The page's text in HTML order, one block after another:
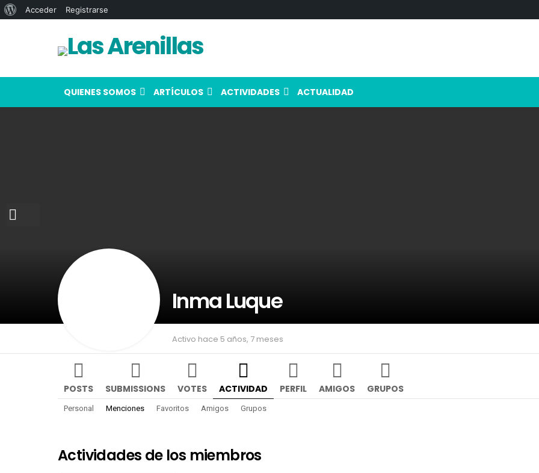
QUIENES SOMOS ARTÍCULOS ACTIVIDADES ACTUALIDAD
Inma Luque
Activo hace 5 años, 7 meses
POSTS SUBMISSIONS VOTES ACTIVIDAD PERFIL AMIGOS GRUPOS
Personal Menciones Favoritos Amigos Grupos
Actividades de los miembros
Acerca
Acceder Registrarse